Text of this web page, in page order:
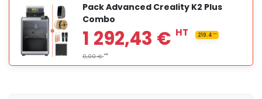
Pack Advanced Creality K2 Plus
Combo